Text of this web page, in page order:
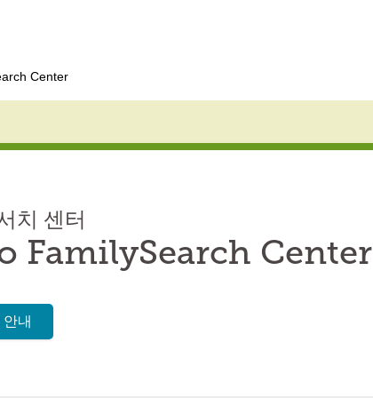
Center
치 센터
FamilySearch Center
안내